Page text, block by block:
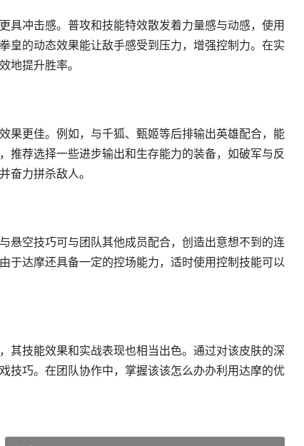
具冲击感。普攻和技能特效散发着力量感与动感，使用
皇的动态效果能让敌手感受到压力，增强控制力。在实
地提升胜率。
果更佳。例如，与千狐、甄姬等后排输出英雄配合，能
推荐选择一些进步输出和生存能力的装备，如破军与反
奋力拼杀敌人。
悬空技巧可与团队其他成员配合，创造出意想不到的连
于达摩还具备一定的控场能力，适时使用控制技能可以
其技能效果和实战表现也相当出色。通过对该皮肤的深
技巧。在团队协作中，掌握该该怎么办办利用达摩的优